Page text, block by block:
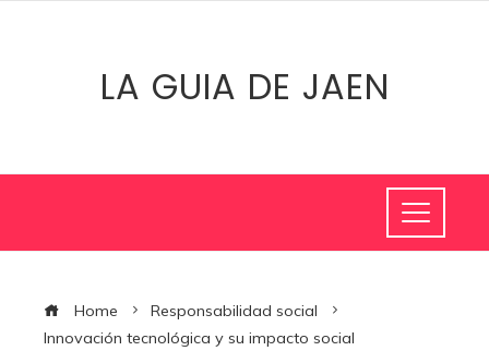
LA GUIA DE JAEN
Home
Responsabilidad social
Innovación tecnológica y su impacto social